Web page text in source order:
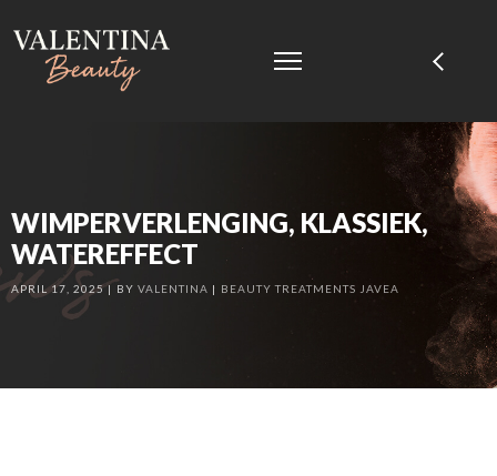
WIMPERVERLENGING, KLASSIEK,
WATEREFFECT
APRIL 17, 2025 BY VALENTINA BEAUTY TREATMENTS JAVEA